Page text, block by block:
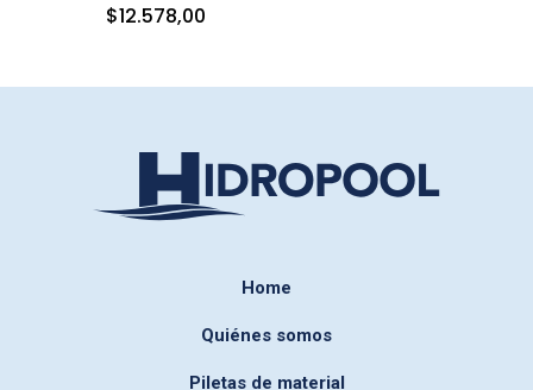
$12.578,00
Home
Quiénes somos
Piletas de material